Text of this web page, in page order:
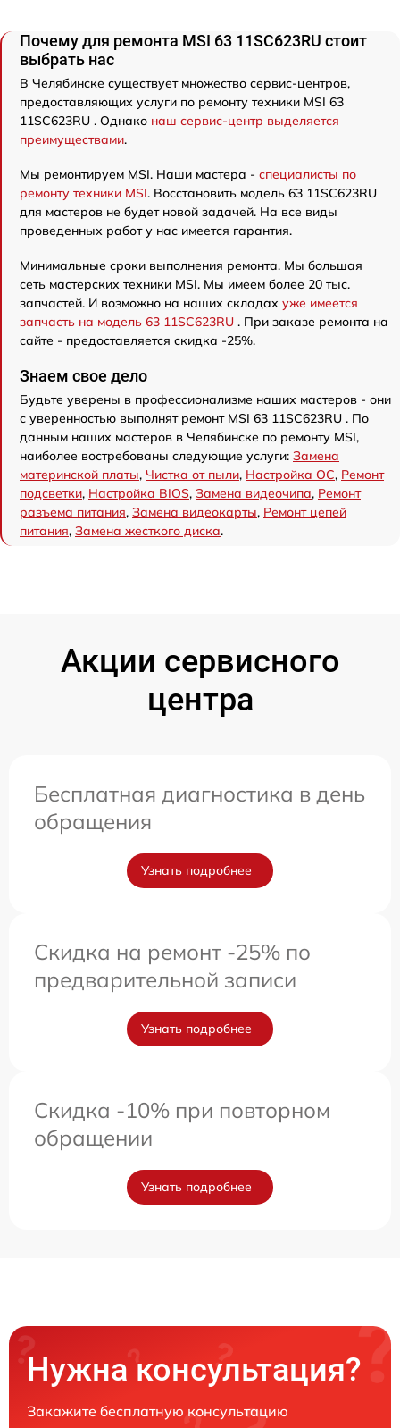
Почему для ремонта MSI 63 11SC623RU стоит
выбрать нас
В Челябинске существует множество сервис-центров,
предоставляющих услуги по ремонту техники MSI 63
11SC623RU . Однако наш сервис-центр выделяется
преимуществами.
Мы ремонтируем MSI. Наши мастера - специалисты по
ремонту техники MSI. Восстановить модель 63 11SC623RU
для мастеров не будет новой задачей. На все виды
проведенных работ у нас имеется гарантия.
Минимальные сроки выполнения ремонта. Мы большая
сеть мастерских техники MSI. Мы имеем более 20 тыс.
запчастей. И возможно на наших складах уже имеется
запчасть на модель 63 11SC623RU . При заказе ремонта на
сайте - предоставляется скидка -25%.
Знаем свое дело
Будьте уверены в профессионализме наших мастеров - они
с уверенностью выполнят ремонт MSI 63 11SC623RU . По
данным наших мастеров в Челябинске по ремонту MSI,
наиболее востребованы следующие услуги: Замена
материнской платы, Чистка от пыли, Настройка ОС, Ремонт
подсветки, Настройка BIOS, Замена видеочипа, Ремонт
разъема питания, Замена видеокарты, Ремонт цепей
питания, Замена жесткого диска.
Акции сервисного
центра
Бесплатная диагностика в день
обращения
Узнать подробнее
Скидка на ремонт -25% по
предварительной записи
Узнать подробнее
Скидка -10% при повторном
обращении
Узнать подробнее
Нужна консультация?
Закажите бесплатную консультацию